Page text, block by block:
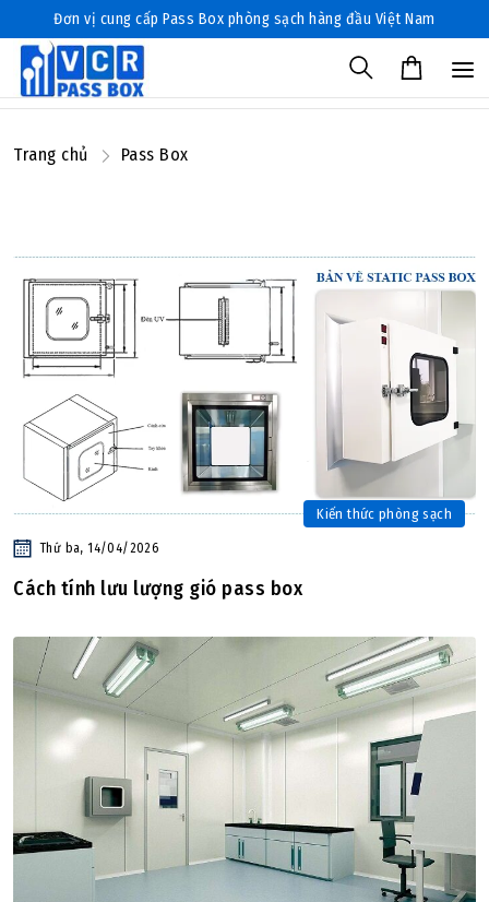
Đơn vị cung cấp Pass Box phòng sạch hàng đầu Việt Nam
Trang chủ Pass Box
Kiến thức phòng sạch
Thứ ba, 14/04/2026
Cách tính lưu lượng gió pass box